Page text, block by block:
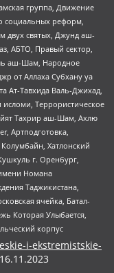
группа, Движение
социальных реформ,
двух святых, Джунд аш-
АБТО, Правый сектор,
аш-Шам, Народное
от Аллаха Субхану уа
Ат-Тавхида Валь-Джихад,
Террористическое
Тахрир аш-Шам, Ахлю
Артподготовка,
Хатлонский
г. Оренбург,
Номана
Таджикистана,
ячейка, Батал-
Которая Улыбается,
корпус
i-ekstremistskie-
16.11.2023